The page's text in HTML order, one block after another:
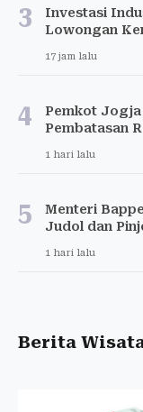
3
Investasi
Lowongan
17 jam lalu
4
Pemkot Jogja
Pembatasan
1 hari lalu
5
Menteri
Judol dan
1 hari lalu
Berita